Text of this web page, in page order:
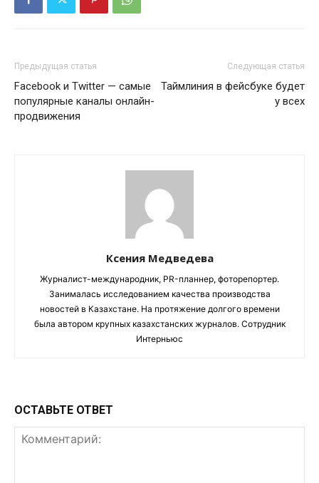
Предыдущая статья
Facebook и Twitter — самые
популярные каналы онлайн-
продвижения
Следующая статья
Таймлиния в фейсбуке будет
у всех
Ксения Медведева
Журналист-международник, PR-планнер, фоторепортер.
Занималась исследованием качества производства
новостей в Казахстане. На протяжение долгого времени
была автором крупных казахстанских журналов. Сотрудник
Интерньюс
ОСТАВЬТЕ ОТВЕТ